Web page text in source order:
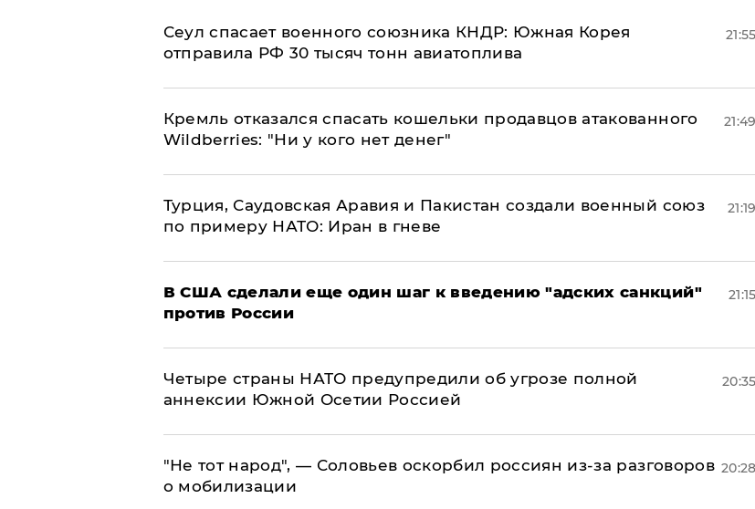
​Сеул спасает военного союзника КНДР: Южная Корея
отправила РФ 30 тысяч тонн авиатоплива
21:55
Кремль отказался спасать кошельки продавцов атакованного
Wildberries: "Ни у кого нет денег"
21:49
Турция, Саудовская Аравия и Пакистан создали военный союз
по примеру НАТО: Иран в гневе
21:19
В США сделали еще один шаг к введению "адских санкций"
против России
21:15
Четыре страны НАТО предупредили об угрозе полной
аннексии Южной Осетии Россией
20:35
​"Не тот народ", — Соловьев оскорбил россиян из-за разговоров
о мобилизации
20:28